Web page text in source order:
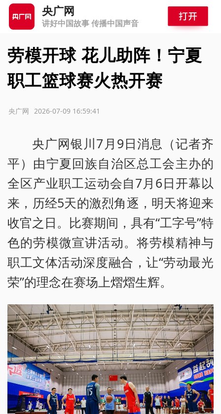
央广网
讲好中国故事 传播中国声音
劳模开球 花儿助阵！宁夏
职工篮球赛火热开赛
2026-07-09 16:59:41
央广网
央广网银川7月9日消息（记者齐
平）由宁夏回族自治区总工会主办的
全区产业职工运动会自7月6日开幕以
来，历经5天的激烈角逐，明天将迎来
收官之日。比赛期间，具有“工字号”特
色的劳模微宣讲活动。将劳模精神与
职工文体活动深度融合，让“劳动最光
荣”的理念在赛场上熠熠生辉。